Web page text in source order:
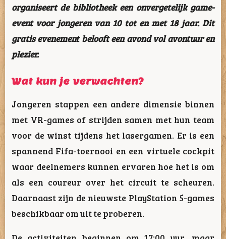
organiseert de bibliotheek een onvergetelijk game-
event voor jongeren van 10 tot en met 18 jaar. Dit
gratis evenement belooft een avond vol avontuur en
plezier.
Wat kun je verwachten?
Jongeren stappen een andere dimensie binnen
met VR-games of strijden samen met hun team
voor de winst tijdens het lasergamen. Er is een
spannend Fifa-toernooi en een virtuele cockpit
waar deelnemers kunnen ervaren hoe het is om
als een coureur over het circuit te scheuren.
Daarnaast zijn de nieuwste PlayStation 5-games
beschikbaar om uit te proberen.